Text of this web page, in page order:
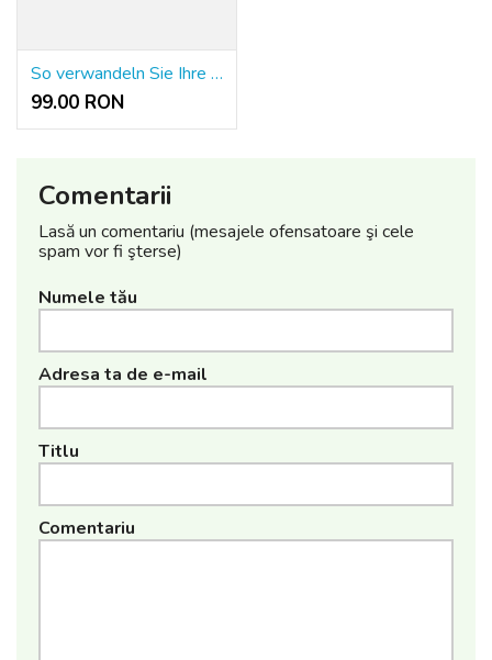
So verwandeln Sie Ihre Wohnung mit der richtigen Schlafcouch
99.00 RON
Comentarii
Lasă un comentariu (mesajele ofensatoare şi cele
spam vor fi şterse)
Numele tău
Adresa ta de e-mail
Titlu
Comentariu